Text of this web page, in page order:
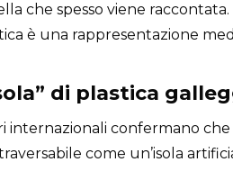
che spesso viene
è una rappresentazione
di plastica
internazionali confermano
come un’isola